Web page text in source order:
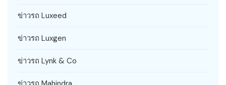
ข่าวรถ Luxeed
ข่าวรถ Luxgen
ข่าวรถ Lynk & Co